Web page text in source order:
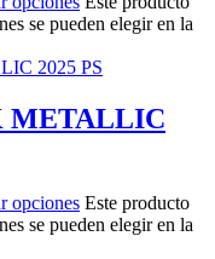
se pueden elegir en la
METALLIC
opciones Este producto
se pueden elegir en la